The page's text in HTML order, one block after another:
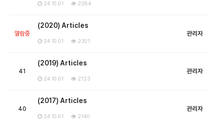
24.10.01 2284
열람중
(2020) Articles
24.10.01 2301
관리자
41
(2019) Articles
24.10.01 2123
관리자
40
(2017) Articles
24.10.01 2140
관리자